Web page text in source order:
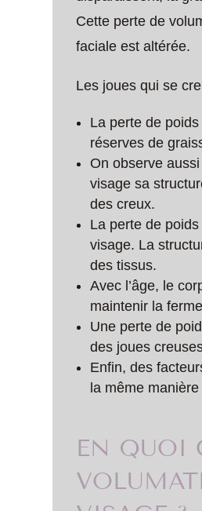
Cette perte de
faciale est altérée.
Les joues qui se
La perte de poids
réserves de
On observe
visage sa
des creux.
La perte de
visage. La
des tissus.
Avec l’âge, le
maintenir la
Une perte de
des joues
Enfin, des
la même
EN QUOI